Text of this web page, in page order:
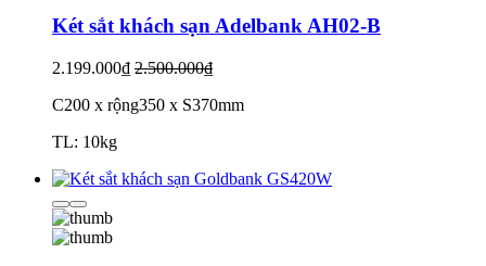
Két sắt khách sạn Adelbank AH02-B
2.199.000₫ 2.500.000₫
C200 x rộng350 x S370mm
TL: 10kg